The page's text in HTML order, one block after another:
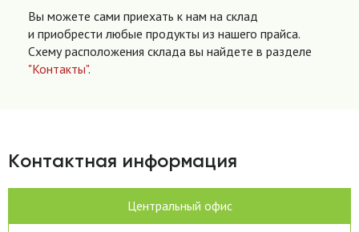
Вы можете сами приехать к нам на склад
и приобрести любые продукты из нашего прайса.
Схему расположения склада вы найдете в разделе
"Контакты".
Контактная информация
Центральный офис